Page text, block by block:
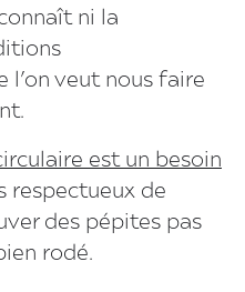
ni la
l’on veut nous faire
est un besoin
respectueux de
des pépites pas
rodé.